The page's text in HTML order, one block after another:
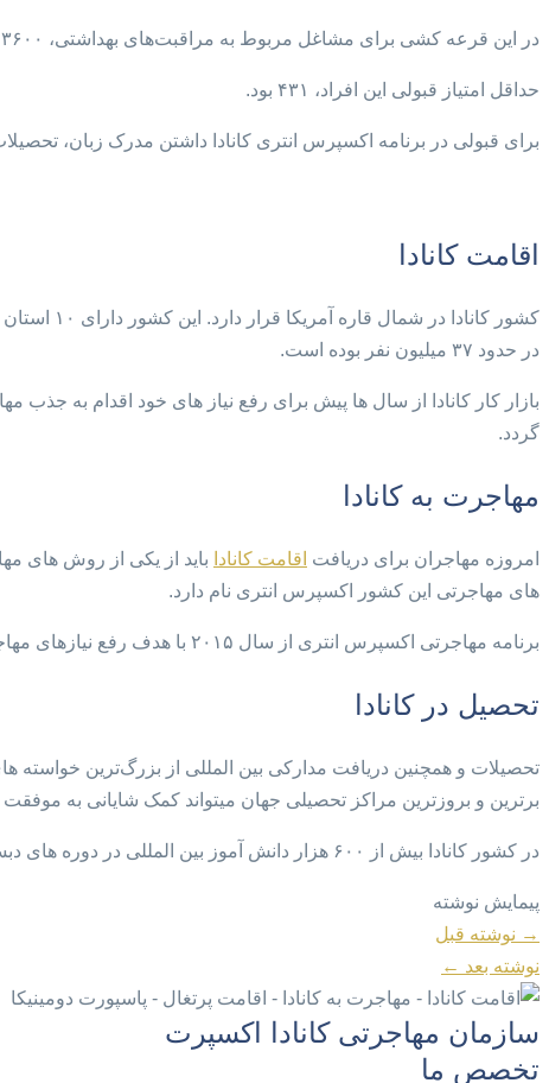
در این قرعه کشی برای مشاغل مربوط به مراقبت‌های بهداشتی، ۳۶۰۰ دعوت نامه صادر شد.
حداقل امتیاز قبولی این افراد، ۴۳۱ بود.
برای قبولی در برنامه اکسپرس انتری کانادا داشتن مدرک زبان،
اقامت کانادا
کشور
در حدود ۳۷ میلیون نفر بوده است.
بازار کار کانادا از سال ها پیش برای رفع نیاز های خود اقدام به
گردد.
مهاجرت به کانادا
امروزه مهاجران برای دریافت اقامت کانادا باید از یکی از روش های
های مهاجرتی این کشور اکسپرس انتری نام دارد.
برنامه مهاجرتی اکسپرس انتری از سال ۲۰۱۵ با هدف رفع نیازهای مهاجرتی کانادا راه اندازی شد و تا امروز تعداد بسیار زیادی از مهاجران توانسته‌اند اقامت کانادا را دریافت کنند.
تحصیل در کانادا
تحصیلات و همچنین دریافت مدارکی بین المللی از بزرگ‌ترین خواسته
برترین و بروزترین مراکز تحصیلی جهان میتواند کمک شایانی به موفقت
در کشور کانادا بیش از ۶۰۰ هزار دانش آموز بین المللی در دوره های دبستان، دبیرستان، دانشگاه، کالج … بین المللی در حال تحصیل هست
پیمایش نوشته
→ نوشته قبل
نوشته بعد ←
سازمان مهاجرتی کانادا اکسپرت
تخصص ما